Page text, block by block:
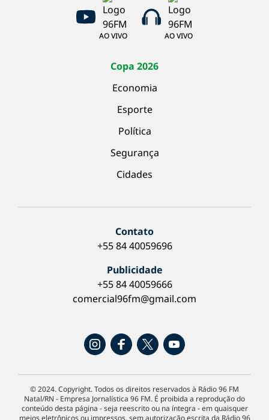
AO VIVO AO VIVO
Copa 2026
Economia
Esporte
Política
Segurança
Cidades
Contato
+55 84 40059696
Publicidade
+55 84 40059666
comercial96fm@gmail.com
© 2024. Copyright. Todos os direitos reservados à Rádio 96 FM
Natal/RN - Empresa Jornalística 96 FM. É proibida a reprodução do
conteúdo desta página - seja reescrito ou na íntegra - em quaisquer
meios eletrônicos ou impressos, sem autorização escrita da Rádio 96